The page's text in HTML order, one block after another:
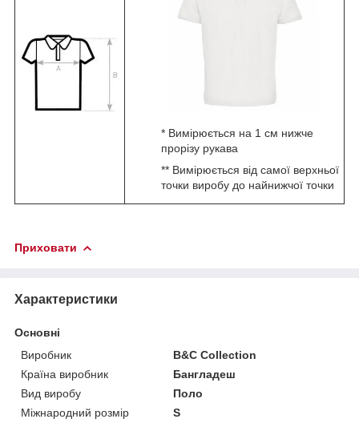
* Вимірюється на 1 см нижче
прорізу рукава
** Вимірюється від самої верхньої
точки виробу до найнижчої точки
Приховати
Характеристики
Основні
Виробник
B&C Collection
Країна виробник
Бангладеш
Вид виробу
Поло
Міжнародний розмір
S